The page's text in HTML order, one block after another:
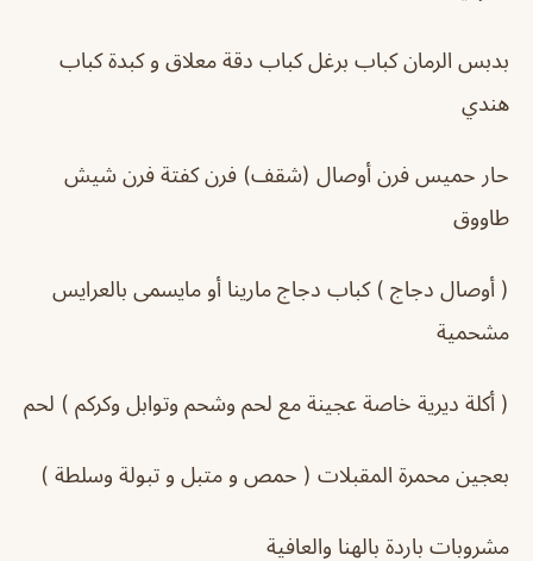
بدبس الرمان كباب برغل كباب دقة معلاق و كبدة كباب
هندي
حار حميس فرن أوصال (شقف) فرن كفتة فرن شيش
طاووق
( أوصال دجاج ) كباب دجاج مارينا أو مايسمى بالعرايس
مشحمية
( أكلة ديرية خاصة عجينة مع لحم وشحم وتوابل وكركم ) لحم
بعجين محمرة المقبلات ( حمص و متبل و تبولة وسلطة )
مشروبات باردة بالهنا والعافية